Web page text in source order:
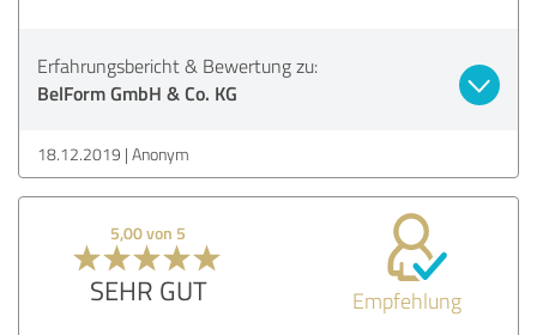
Erfahrungsbericht & Bewertung zu:
BelForm GmbH & Co. KG
18.12.2019 Anonym
5,00 von 5
SEHR GUT Empfehlung